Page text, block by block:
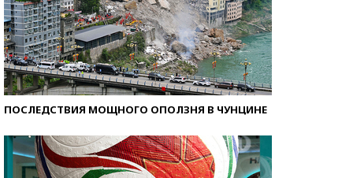
ПОСЛЕДСТВИЯ МОЩНОГО ОПОЛЗНЯ В ЧУНЦИНЕ